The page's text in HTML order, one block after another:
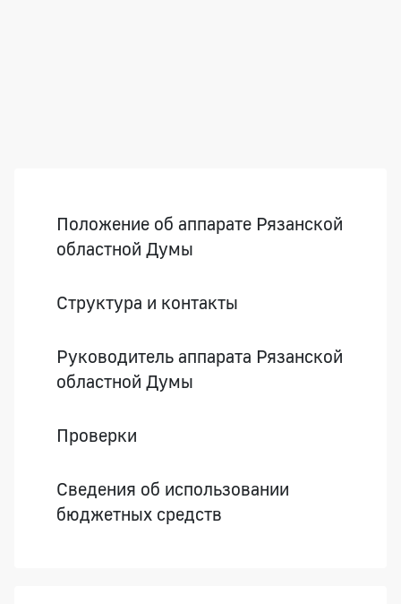
Положение об аппарате Рязанской
областной Думы
Структура и контакты
Руководитель аппарата Рязанской
областной Думы
Проверки
Сведения об использовании
бюджетных средств